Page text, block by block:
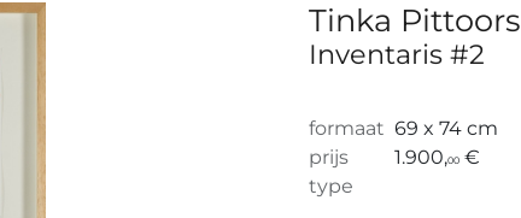
Tinka Pittoors
Inventaris #2
formaat 69 x 74 cm
prijs
1.900,00 €
type